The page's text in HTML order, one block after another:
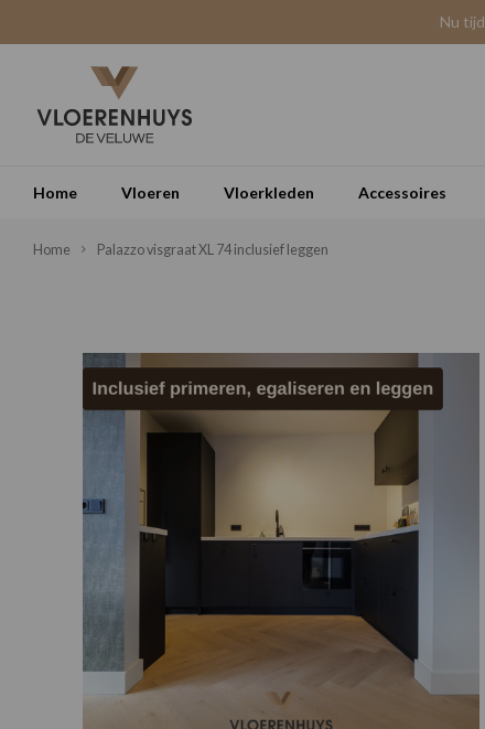
Nu
Home Vloeren Vloerkleden Accessoires
Home Palazzo visgraat XL 74 inclusief leggen